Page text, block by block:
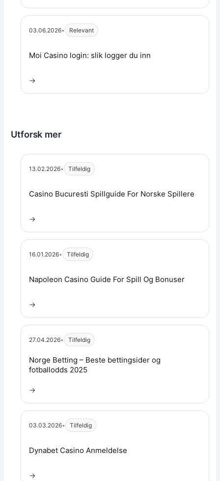
03.06.2026• Relevant
Les artikkel:
Moi Casino login: slik logger du inn
→
Utforsk mer
13.02.2026• Tilfeldig
Les artikkel:
Casino Bucuresti Spillguide For Norske Spillere
→
16.01.2026• Tilfeldig
Les artikkel:
Napoleon Casino Guide For Spill Og Bonuser
→
27.04.2026• Tilfeldig
Les artikkel:
Norge Betting – Beste bettingsider og
fotballodds 2025
→
03.03.2026• Tilfeldig
Les artikkel:
Dynabet Casino Anmeldelse
→